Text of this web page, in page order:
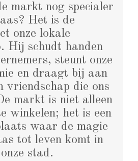
markt nog specialer
Het is de
onze lokale
Hij schudt handen
steunt onze
en draagt bij aan
vriendschap die ons
markt is niet alleen
winkelen; het is een
waar de magie
tot leven komt in
stad.